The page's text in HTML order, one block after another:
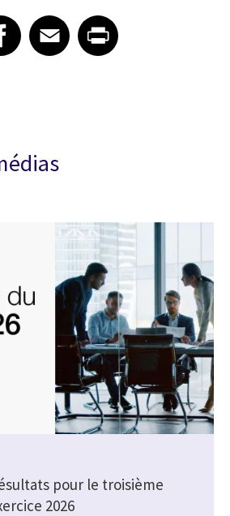
article on Facebook
Facebook
Share article on Email
EmailShare article on Print
pour le troisième
2026